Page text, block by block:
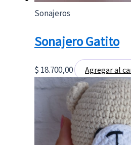
Sonajeros
Sonajero Gatito
$ 18.700,00 Agregar al